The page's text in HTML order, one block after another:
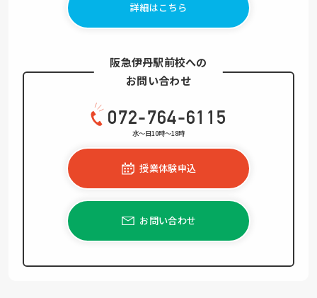
詳細はこちら
阪急伊丹駅前校への
お問い合わせ
072-764-6115
水〜日10時〜18時
授業体験申込
お問い合わせ